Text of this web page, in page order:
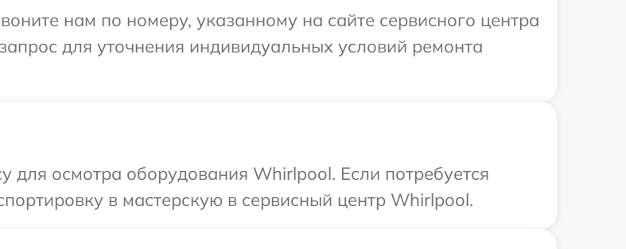
нам по номеру, указанному на сайте сервисного центра
для уточнения индивидуальных условий ремонта
для осмотра оборудования Whirlpool. Если потребуется
в мастерскую в сервисный центр Whirlpool.